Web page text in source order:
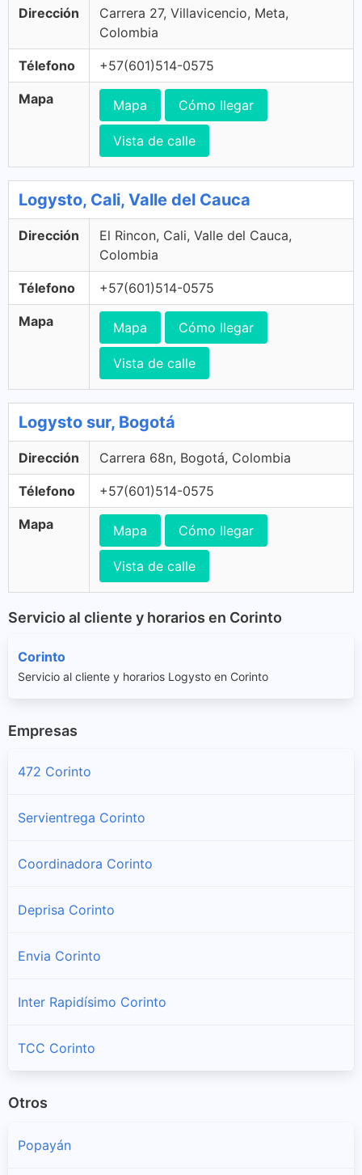
Dirección
Carrera 27, Villavicencio, Meta,
Colombia
Télefono +57(601)514-0575
Mapa Mapa Cómo llegar
Vista de calle
Logysto, Cali, Valle del Cauca
Dirección
El Rincon, Cali, Valle del Cauca,
Colombia
Télefono +57(601)514-0575
Mapa Mapa Cómo llegar
Vista de calle
Logysto sur, Bogotá
Dirección Carrera 68n, Bogotá, Colombia
Télefono +57(601)514-0575
Mapa Mapa Cómo llegar
Vista de calle
Servicio al cliente y horarios en Corinto
Corinto
Servicio al cliente y horarios Logysto en Corinto
Empresas
472 Corinto
Servientrega Corinto
Coordinadora Corinto
Deprisa Corinto
Envia Corinto
Inter Rapidísimo Corinto
TCC Corinto
Otros
Popayán